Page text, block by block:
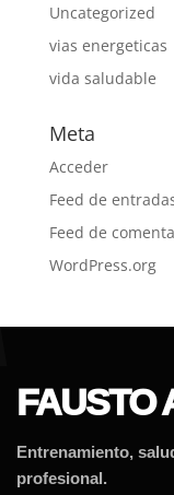
Uncategorized
vias energeticas
vida saludable
Meta
Acceder
Feed de
Feed de
WordPress.org
FAUSTO
Entrenamiento,
profesional.